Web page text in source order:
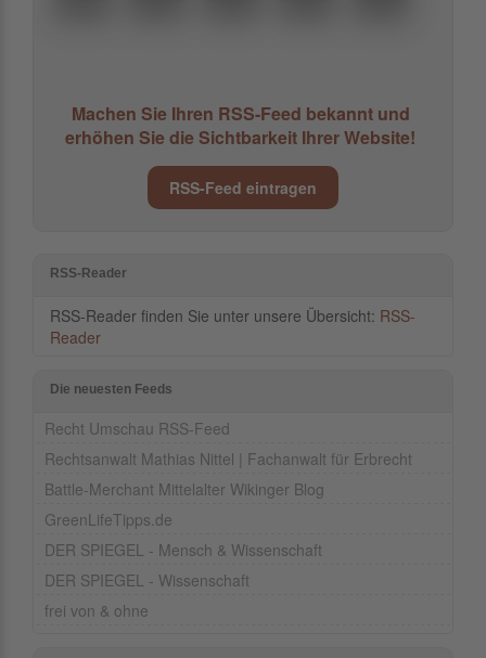
Machen Sie Ihren RSS-Feed bekannt und
erhöhen Sie die Sichtbarkeit Ihrer Website!
RSS-Feed eintragen
RSS-Reader
RSS-Reader finden Sie unter unsere Übersicht: RSS-
Reader
Die neuesten Feeds
Recht Umschau RSS-Feed
Rechtsanwalt Mathias Nittel | Fachanwalt für Erbrecht
Battle-Merchant Mittelalter Wikinger Blog
GreenLifeTipps.de
DER SPIEGEL - Mensch & Wissenschaft
DER SPIEGEL - Wissenschaft
frei von & ohne